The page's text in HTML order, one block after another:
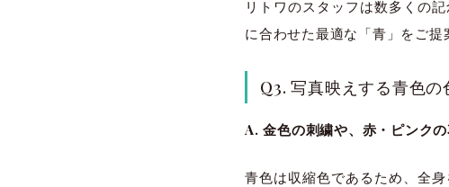
リトワのスタッフは数多くの
に合わせた最適な「青」をご提
Q3. 写真映えする青色
A. 金色の刺繍や、赤・ピンク
青色は収縮色であるため、全